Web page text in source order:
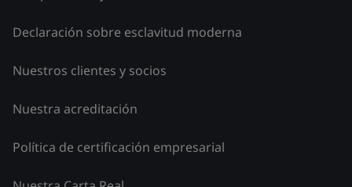
Declaración sobre esclavitud moderna
Nuestros clientes y socios
Nuestra acreditación
Política de certificación empresarial